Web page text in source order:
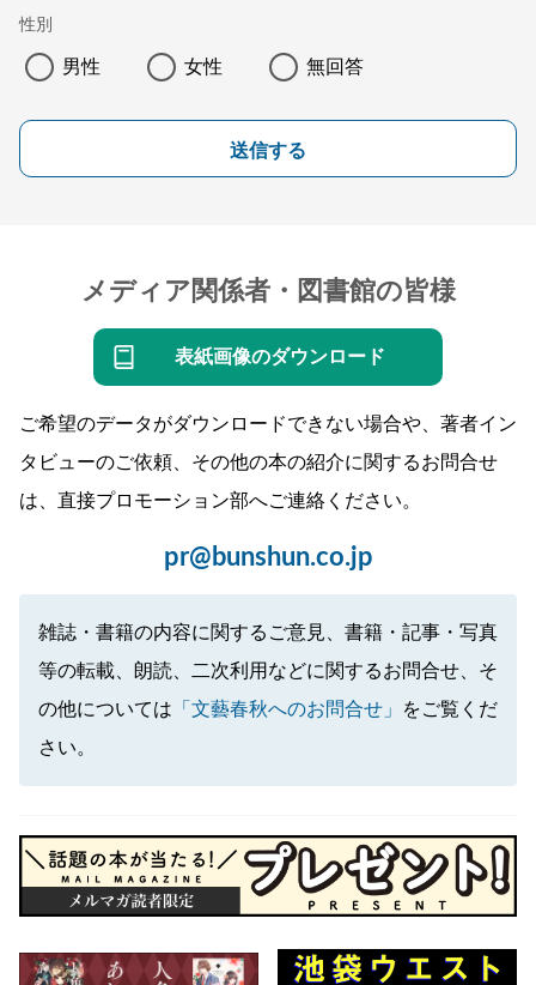
性別
男性 女性 無回答
送信する
メディア関係者・図書館の皆様
表紙画像のダウンロード
ご希望のデータがダウンロードできない場合や、著者イン
タビューのご依頼、その他の本の紹介に関するお問合せ
は、直接プロモーション部へご連絡ください。
pr@bunshun.co.jp
雑誌・書籍の内容に関するご意見、書籍・記事・写真
等の転載、朗読、二次利用などに関するお問合せ、そ
の他については 「文藝春秋へのお問合せ」
をご覧くだ
さい。